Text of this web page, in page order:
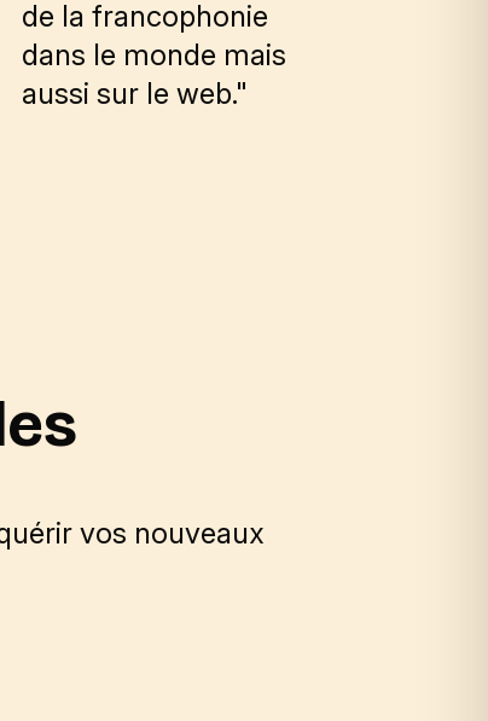
de la francophonie
dans le monde mais
aussi sur le web."
vos nouveaux